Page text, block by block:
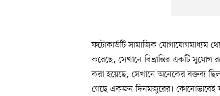
ফটোকার্ডটি সামাজিক যোগাযোগমাধ্যম
করেছে, সেখানে বিভ্রান্তির একটি সুযোগ
করা হয়েছে, সেখানে অনেকের বক্তব্য
গেছে একজন দিনমজুরের। কোনোভাবেই